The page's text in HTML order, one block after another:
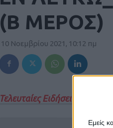
Εμείς
(Β ΜΕΡΟΣ)
10 Νοεμβρίου 2021, 10:12 πμ
Τελευταίες Ειδήσεις Σήμερα